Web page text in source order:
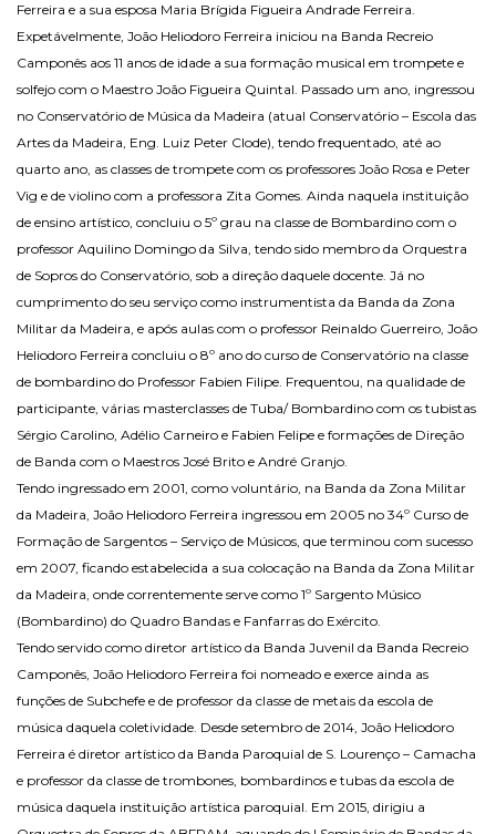
Ferreira e a sua esposa Maria Brígida Figueira Andrade Ferreira.
Expetávelmente, João Heliodoro Ferreira iniciou na Banda Recreio
Camponês aos 11 anos de idade a sua formação musical em trompete e
solfejo com o Maestro João Figueira Quintal. Passado um ano, ingressou
no Conservatório de Música da Madeira (atual Conservatório – Escola das
Artes da Madeira, Eng. Luiz Peter Clode), tendo frequentado, até ao
quarto ano, as classes de trompete com os professores João Rosa e Peter
Vig e de violino com a professora Zita Gomes. Ainda naquela instituição
de ensino artístico, concluiu o 5º grau na classe de Bombardino com o
professor Aquilino Domingo da Silva, tendo sido membro da Orquestra
de Sopros do Conservatório, sob a direção daquele docente. Já no
cumprimento do seu serviço como instrumentista da Banda da Zona
Militar da Madeira, e após aulas com o professor Reinaldo Guerreiro, João
Heliodoro Ferreira concluiu o 8º ano do curso de Conservatório na classe
de bombardino do Professor Fabien Filipe. Frequentou, na qualidade de
participante, várias masterclasses de Tuba/ Bombardino com os tubistas
Sérgio Carolino, Adélio Carneiro e Fabien Felipe e formações de Direção
de Banda com o Maestros José Brito e André Granjo.
Tendo ingressado em 2001, como voluntário, na Banda da Zona Militar
da Madeira, João Heliodoro Ferreira ingressou em 2005 no 34º Curso de
Formação de Sargentos – Serviço de Músicos, que terminou com sucesso
em 2007, ficando estabelecida a sua colocação na Banda da Zona Militar
da Madeira, onde correntemente serve como 1º Sargento Músico
(Bombardino) do Quadro Bandas e Fanfarras do Exército.
Tendo servido como diretor artístico da Banda Juvenil da Banda Recreio
Camponês, João Heliodoro Ferreira foi nomeado e exerce ainda as
funções de Subchefe e de professor da classe de metais da escola de
música daquela coletividade. Desde setembro de 2014, João Heliodoro
Ferreira é diretor artístico da Banda Paroquial de S. Lourenço – Camacha
e professor da classe de trombones, bombardinos e tubas da escola de
música daquela instituição artística paroquial. Em 2015, dirigiu a